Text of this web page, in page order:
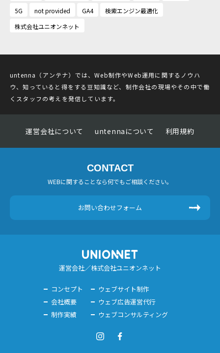
5G
not provided GA4
検索エンジン最適化
株式会社ユニオンネット
untenna（アンテナ）では、Web制作やWeb運用に関するノウハ
ウ、知っていると得をする豆知識など、制作会社の現場やその中で働
くスタッフの考えを発信しています。
運営会社について untennaについて 利用規約
CONTACT
WEBに関することなら何でもご相談ください。
お問い合わせフォーム
運営会社／株式会社ユニオンネット
コンセプト
ウェブサイト制作
会社概要
ウェブ広告運営代行
制作実績
ウェブコンサルティング